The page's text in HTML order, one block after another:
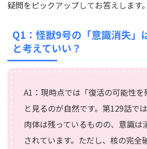
疑問をピックアップしてお答えします。
Q1：怪獣9号の「意識消失」
と考えていい？
A1：現時点では「復活の可能性を
と見るのが自然です。第129話で
肉体は残っているものの、意識は
されています。ただし、核の完全